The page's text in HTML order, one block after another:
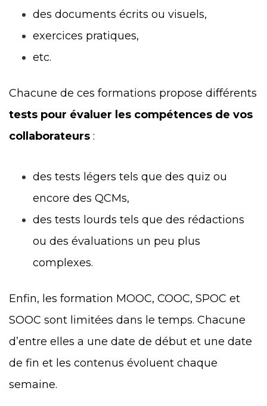
des documents écrits ou visuels,
exercices pratiques,
etc.
Chacune de ces formations propose différents
tests pour évaluer les compétences de vos
collaborateurs :
des tests légers tels que des quiz ou
encore des QCMs,
des tests lourds tels que des rédactions
ou des évaluations un peu plus
complexes.
Enfin, les formation MOOC, COOC, SPOC et
SOOC sont limitées dans le temps. Chacune
d’entre elles a une date de début et une date
de fin et les contenus évoluent chaque
semaine.